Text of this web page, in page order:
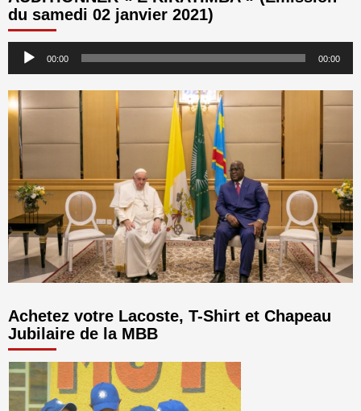
du samedi 02 janvier 2021)
Lecteur 00:00 00:00
Achetez votre Lacoste, T-Shirt et Chapeau
Jubilaire de la MBB